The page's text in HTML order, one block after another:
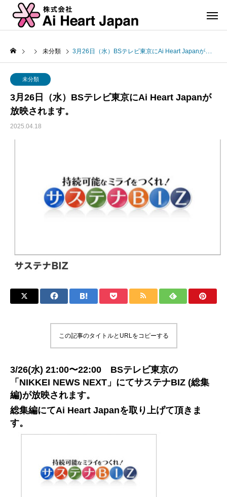
未分類 3月26日（水）BSテレビ東京にAi Heart Japanが放映されます。
未分類
3月26日（水）BSテレビ東京にAi Heart Japanが
放映されます。
2025.04.18
この記事のタイトルとURLをコピーする
3/26(水) 21:00〜22:00 BSテレビ東京の
「NIKKEI NEWS NEXT」にてサステナBIZ (総集
編)が放映されます。
総集編にてAi Heart Japanを取り上げて頂きま
す。